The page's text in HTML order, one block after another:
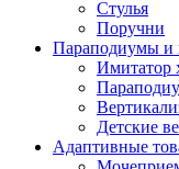
Стулья
Поручни
Параподиумы и
Имитатор
Детские
Адаптивные